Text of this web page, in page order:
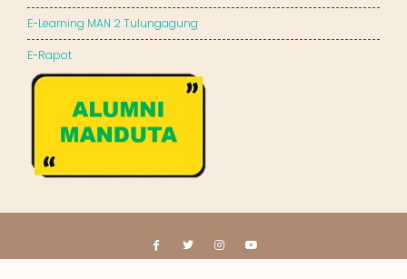
E-Learning MAN 2 Tulungagung
E-Rapot